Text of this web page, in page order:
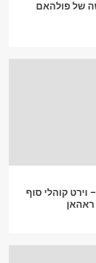
של פולהאם
קוהלי סוף